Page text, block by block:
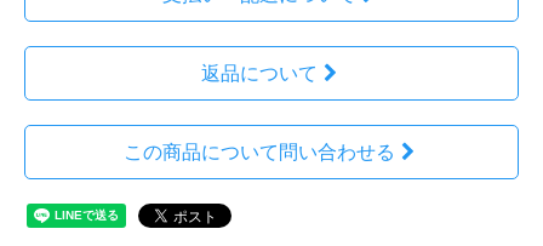
返品について
この商品について問い合わせる